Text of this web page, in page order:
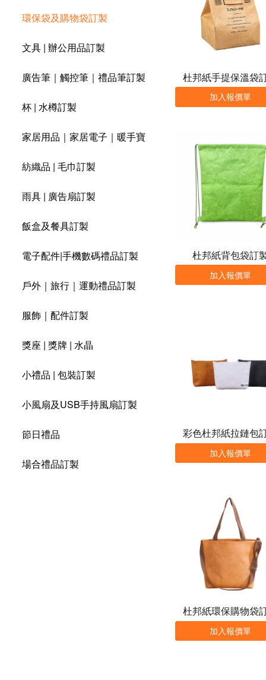
環保袋及購物袋訂製
文具 | 辦公用品訂製
廣告筆｜觸控筆｜禮品筆訂製
杯 | 水樽訂製
家居用品｜家居電子｜暖手寶
紡織品 | 毛巾訂製
雨具 | 廣告扇訂製
飯盒及餐具訂製
電子配件|手機數碼禮品訂製
戶外｜旅行｜運動禮品訂製
服飾｜配件訂製
獎座 | 獎牌 | 水晶
小禮品 | 包裝訂製
小風扇及USB手持風扇訂製
節日禮品
場合禮品訂製
杜邦紙手提保溫袋
加入報價單
杜邦紙背包袋訂
加入報價單
彩色杜邦紙拉鏈包
加入報價單
杜邦紙環保購物袋
加入報價單